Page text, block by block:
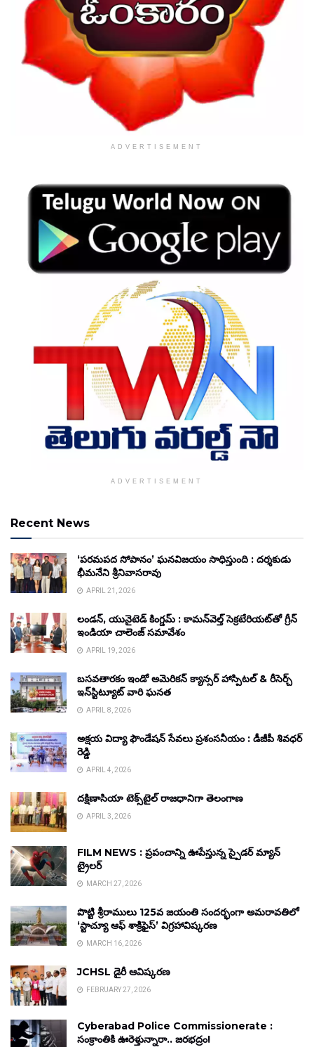
ADVERTISEMENT
ADVERTISEMENT
Recent News
‘పరమపద సోపానం’ ఘనవిజయం సాధిస్తుంది : దర్శకుడు
భీమనేని శ్రీనివాసరావు
APRIL 21, 2026
లండన్, యునైటెడ్ కింగ్డమ్ : కామన్‌వెల్త్ సెక్రటేరియట్‌తో గ్రీన్
ఇండియా చాలెంజ్ సమావేశం
APRIL 19, 2026
బసవతారకం ఇండో అమెరికన్ క్యాన్సర్ హాస్పిటల్ & రీసెర్చ్
ఇన్‌స్టిట్యూట్ వారి ఘనత
APRIL 8, 2026
అక్షయ విద్యా ఫౌండేషన్ సేవలు ప్రశంసనీయం : డీజీపీ శివధర్
రెడ్డి
APRIL 4, 2026
దక్షిణాసియా టెక్స్‌టైల్ రాజధానిగా తెలంగాణ
APRIL 3, 2026
FILM NEWS : ప్రపంచాన్ని ఊపేస్తున్న స్పైడర్ మ్యాన్
ట్రైలర్
MARCH 27, 2026
పొట్టి శ్రీరాములు 125వ జయంతి సందర్భంగా అమరావతిలో
‘స్టాచ్యూ ఆఫ్ శాక్రిఫైస్’ విగ్రహావిష్కరణ
MARCH 16, 2026
JCHSL డైరీ ఆవిష్కరణ
FEBRUARY 27, 2026
Cyberabad Police Commissionerate :
సంక్రాంతికి ఊరెళ్తున్నారా.. జరభద్రం!